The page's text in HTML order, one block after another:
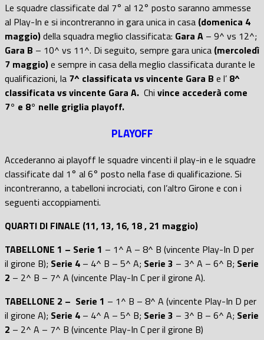
Le squadre classificate dal 7° al 12° posto saranno ammesse
al Play-In e si incontreranno in gara unica in casa (domenica 4
maggio)della squadra meglio classificata: Gara A – 9^ vs 12^;
Gara B – 10^ vs 11^. Di seguito, sempre gara unica (mercoledì
7 maggio)e sempre in casa della meglio classificata durante le
qualificazioni, la 7^ classificata vs vincente Gara B e l’ 8^
classificata vs vincente Gara A. Chi vince accederà come
7° e 8° nelle griglia playoff.
PLAYOFF
Accederanno ai playoff le squadre vincenti il play-in e le squadre
classificate dal 1° al 6° posto nella fase di qualificazione. Si
incontreranno, a tabelloni incrociati, con l’altro Girone e con i
seguenti accoppiamenti.
QUARTI DI FINALE (11, 13, 16, 18 , 21 maggio)
TABELLONE 1 – Serie 1 – 1^ A – 8^ B (vincente Play-In D per
il girone B); Serie 4 – 4^ B – 5^ A; Serie 3 – 3^ A – 6^ B; Serie
2 – 2^ B – 7^ A (vincente Play-In C per il girone A).
TABELLONE 2 – Serie 1 – 1^ B – 8^ A (vincente Play-In D per
il girone A); Serie 4 – 4^ A – 5^ B; Serie 3 – 3^ B – 6^ A; Serie
2 – 2^ A – 7^ B (vincente Play-In C per il girone B)